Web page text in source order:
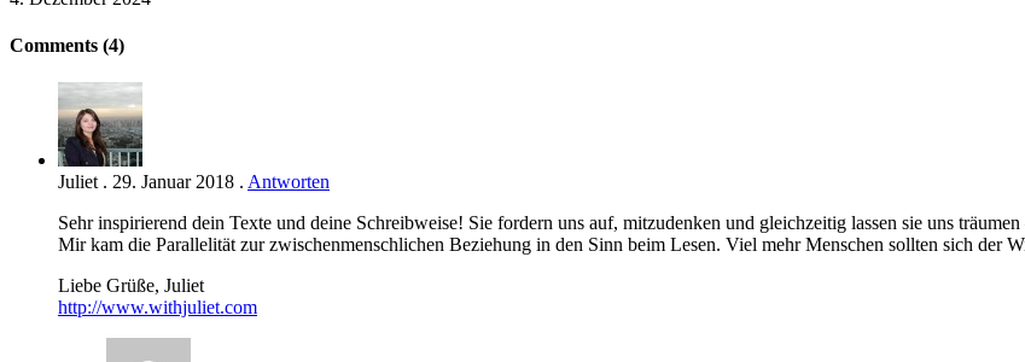
Comments (4)
Juliet . 29. Januar 2018 . Antworten
Sehr inspirierend dein Texte und deine Schreibweise! Sie fordern uns auf, mitzudenken und gleichzeitig lassen sie uns
Mir kam die Parallelität zur zwischenmenschlichen Beziehung in den Sinn beim Lesen. Viel mehr Menschen sollten sich der
Liebe Grüße, Juliet
http://www.withjuliet.com